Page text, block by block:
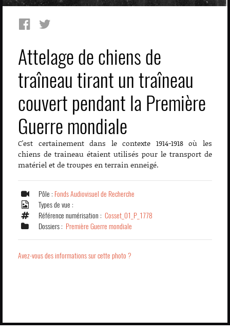
Attelage de chiens de
traîneau tirant un traîneau
couvert pendant la Première
Guerre mondiale
C'est certainement dans le contexte 1914-1918 où les
chiens de traineau étaient utilisés pour le transport de
matériel et de troupes en terrain enneigé.
Pôle : Fonds Audiovisuel de Recherche
Types de vue :
Référence numérisation : Cosset_01_P_1778
Dossiers : Première Guerre mondiale
Avez-vous des informations sur cette photo ?